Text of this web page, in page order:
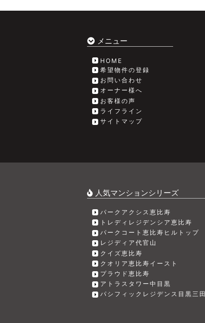
メニュー
HOME
希望物件の登録
お問い合わせ
オーナー様へ
お客様の声
ライフライン
サイトマップ
人気マンションシリーズ
パークアクシス恵比寿
トレディレジデンシア恵比寿
パークコート恵比寿ヒルトップ
レジディア代官山
クイズ恵比寿
クオリア恵比寿イースト
プラウド恵比寿
アトラスタワー中目黒
パシフィックレジデンス目黒三田